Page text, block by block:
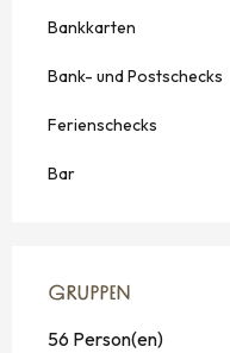
Bankkarten
Bank- und Postschecks
Ferienschecks
Bar
GRUPPEN
GRUPPEN
56 Person(en)